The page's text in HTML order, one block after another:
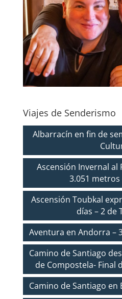
Viajes de Senderismo
Albarracín en fin de
Ascensión Invernal al
3.051
Ascensión Toubkal
días – 2 de
Aventura en Andorra –
Camino de Santiago
de Compostela- Final
Camino de Santiago en